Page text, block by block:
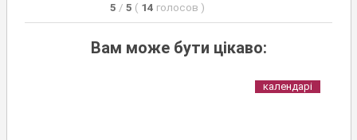
5 / 5 ( 14 голосов )
Вам може бути цікаво:
календарі